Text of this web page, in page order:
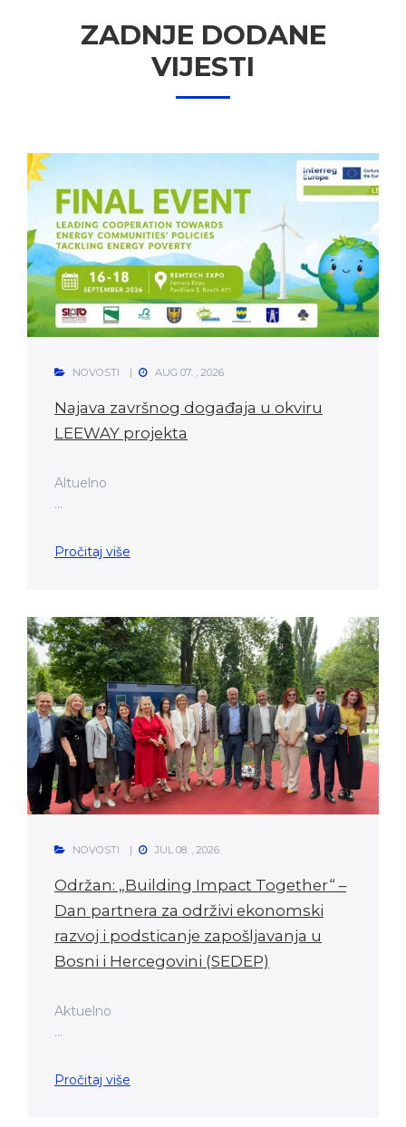
ZADNJE DODANE
VIJESTI
NOVOSTI AUG 07. , 2026.
Najava završnog događaja u okviru
LEEWAY projekta
Altuelno
...
Pročitaj više
NOVOSTI JUL 08. , 2026.
Održan: „Building Impact Together“ –
Dan partnera za održivi ekonomski
razvoj i podsticanje zapošljavanja u
Bosni i Hercegovini (SEDEP)
Aktuelno
...
Pročitaj više